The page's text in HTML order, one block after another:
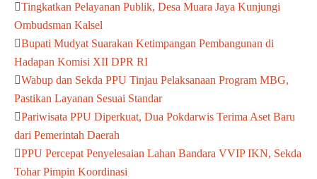
Tingkatkan Pelayanan Publik, Desa Muara Jaya Kunjungi
Ombudsman Kalsel
Bupati Mudyat Suarakan Ketimpangan Pembangunan di
Hadapan Komisi XII DPR RI
Wabup dan Sekda PPU Tinjau Pelaksanaan Program MBG,
Pastikan Layanan Sesuai Standar
Pariwisata PPU Diperkuat, Dua Pokdarwis Terima Aset Baru
dari Pemerintah Daerah
PPU Percepat Penyelesaian Lahan Bandara VVIP IKN, Sekda
Tohar Pimpin Koordinasi